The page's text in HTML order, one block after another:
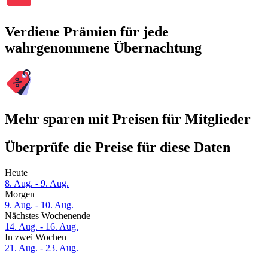
Verdiene Prämien für jede
wahrgenommene Übernachtung
Mehr sparen mit Preisen für Mitglieder
Überprüfe die Preise für diese Daten
Heute
8. Aug. - 9. Aug.
Morgen
9. Aug. - 10. Aug.
Nächstes Wochenende
14. Aug. - 16. Aug.
In zwei Wochen
21. Aug. - 23. Aug.